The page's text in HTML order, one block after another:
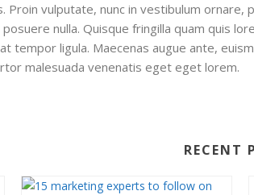
Proin vulputate, nunc in vestibulum
nulla. Quisque fringilla quam quis
tempor ligula. Maecenas augue ante,
malesuada venenatis eget eget lorem.
RECENT